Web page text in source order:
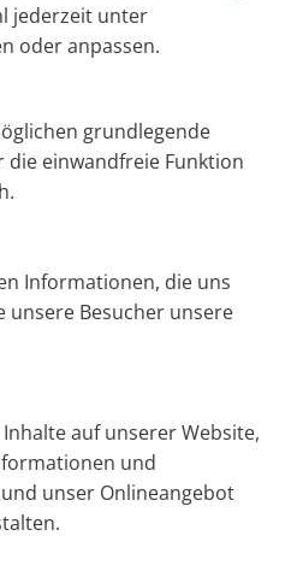
jederzeit unter
oder anpassen.
grundlegende
einwandfreie Funktion
Informationen, die uns
unsere Besucher unsere
auf unserer Website,
und
unser Onlineangebot
Sänger und